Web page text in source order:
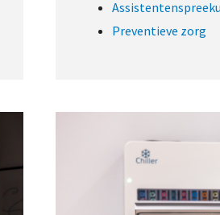
Preventieve zorg